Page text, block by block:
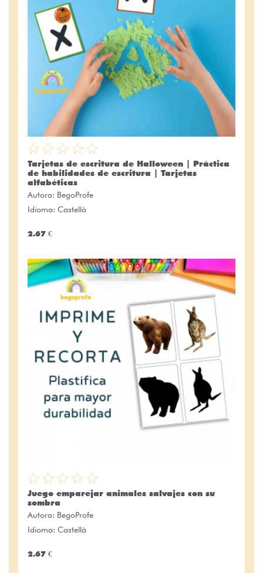
Tarjetas de escritura de Halloween | Práctica
de habilidades de escritura | Tarjetas
alfabéticas
Autora: BegoProfe
Idioma: Castellà
2.67 €
Juego emparejar animales salvajes con su
sombra
Autora: BegoProfe
Idioma: Castellà
2.67 €